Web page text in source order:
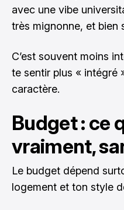
avec une vibe
très mignonne, et bien
C’est souvent moins
te sentir plus « intégré
caractère.
Budget : ce
vraiment,
Le budget dépend
logement et ton style